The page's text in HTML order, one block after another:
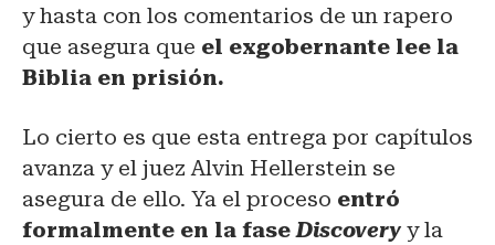
y hasta con los comentarios de un rapero
que asegura que el exgobernante lee la
Biblia en prisión.
Lo cierto es que esta entrega por capítulos
avanza y el juez Alvin Hellerstein se
asegura de ello. Ya el proceso entró
formalmente en la faseDiscovery y la